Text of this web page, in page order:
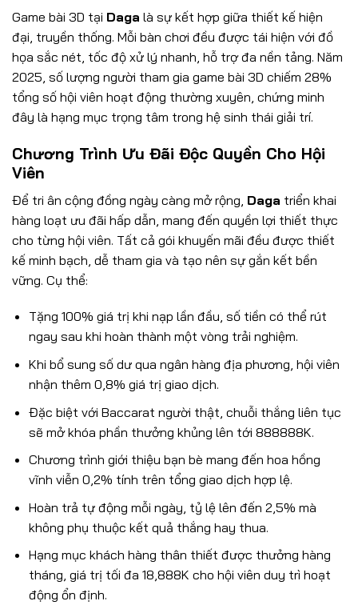
Game bài 3D tại Daga là sự kết hợp giữa thiết kế hiện
đại, truyền thống. Mỗi bàn chơi đều được tái hiện với đồ
họa sắc nét, tốc độ xử lý nhanh, hỗ trợ đa nền tảng. Năm
2025, số lượng người tham gia game bài 3D chiếm 28%
tổng số hội viên hoạt động thường xuyên, chứng minh
đây là hạng mục trọng tâm trong hệ sinh thái giải trí.
Chương Trình Ưu Đãi Độc Quyền Cho Hội
Viên
Để tri ân cộng đồng ngày càng mở rộng, Daga triển khai
hàng loạt ưu đãi hấp dẫn, mang đến quyền lợi thiết thực
cho từng hội viên. Tất cả gói khuyến mãi đều được thiết
kế minh bạch, dễ tham gia và tạo nên sự gắn kết bền
vững. Cụ thể:
Tặng 100% giá trị khi nạp lần đầu, số tiền có thể rút
ngay sau khi hoàn thành một vòng trải nghiệm.
Khi bổ sung số dư qua ngân hàng địa phương, hội viên
nhận thêm 0,8% giá trị giao dịch.
Đặc biệt với Baccarat người thật, chuỗi thắng liên tục
sẽ mở khóa phần thưởng khủng lên tới 888888K.
Chương trình giới thiệu bạn bè mang đến hoa hồng
vĩnh viễn 0,2% tính trên tổng giao dịch hợp lệ.
Hoàn trả tự động mỗi ngày, tỷ lệ lên đến 2,5% mà
không phụ thuộc kết quả thắng hay thua.
Hạng mục khách hàng thân thiết được thưởng hàng
tháng, giá trị tối đa 18,888K cho hội viên duy trì hoạt
động ổn định.